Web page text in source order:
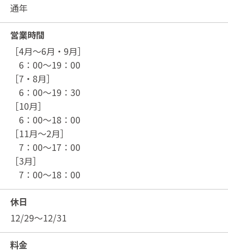
通年
営業時間
［4月～6月・9月］
6：00～19：00
［7・8月］
6：00～19：30
［10月］
6：00～18：00
［11月～2月］
7：00～17：00
［3月］
7：00～18：00
休日
12/29～12/31
料金